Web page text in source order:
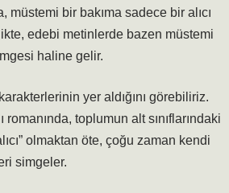
bir bakıma sadece bir alıcı
edebi metinlerde bazen müstemi
haline gelir.
yer aldığını görebiliriz.
toplumun alt sınıflarındaki
olmaktan öte, çoğu zaman kendi
simgeler.